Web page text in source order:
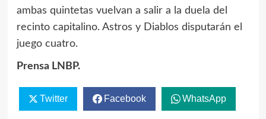
ambas quintetas vuelvan a salir a la duela del
recinto capitalino. Astros y Diablos disputarán el
juego cuatro.
Prensa LNBP.
Twitter Facebook WhatsApp